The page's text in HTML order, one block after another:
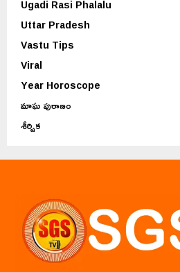
Ugadi Rasi Phalalu
Uttar Pradesh
Vastu Tips
Viral
Year Horoscope
మాఘ పురాణం
శీర్షిక